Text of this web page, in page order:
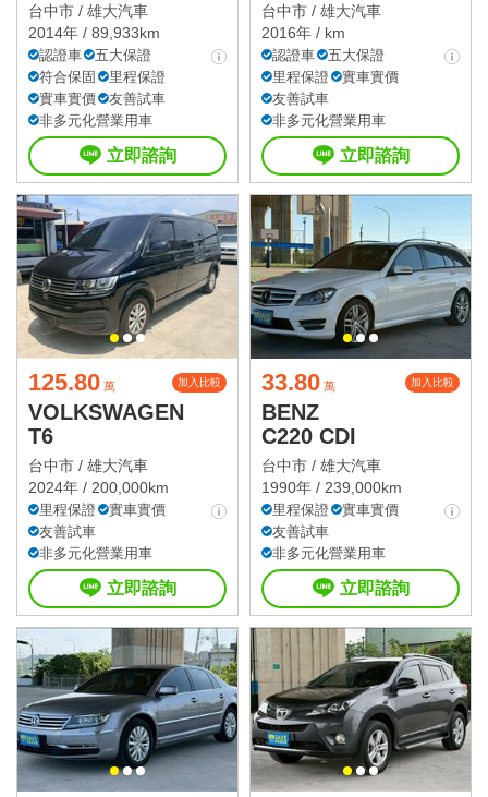
台中市 / 雄大汽車
2014年 / 89,933km
認證車
五大保證
符合保固
里程保證
實車實價
友善試車
非多元化營業用車
立即諮詢
台中市 / 雄大汽車
2016年 / km
認證車
五大保證
里程保證
實車實價
友善試車
非多元化營業用車
立即諮詢
125.80 萬 加入比較
VOLKSWAGEN
T6
台中市 / 雄大汽車
2024年 / 200,000km
里程保證
實車實價
友善試車
非多元化營業用車
立即諮詢
33.80 萬 加入比較
BENZ
C220 CDI
台中市 / 雄大汽車
1990年 / 239,000km
里程保證
實車實價
友善試車
非多元化營業用車
立即諮詢